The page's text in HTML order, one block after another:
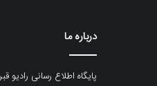
درباره ما
پایگاه اطلاع رسانی رادیو